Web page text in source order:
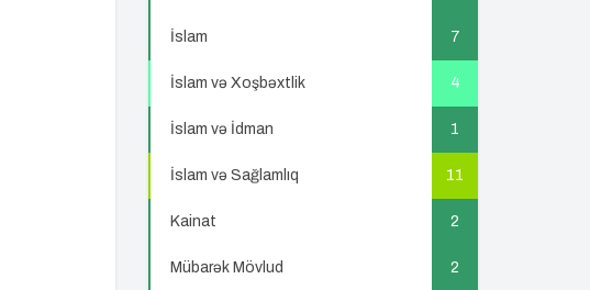
İslam 7
İslam və Xoşbəxtlik 4
İslam və İdman 1
İslam və Sağlamlıq 11
Kainat 2
Mübarək Mövlud 2